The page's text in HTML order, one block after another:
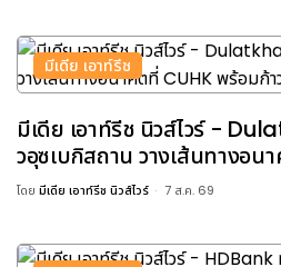
มีเดีย เอาท์รีช
มีเดีย เอาท์รีช นิวส์ไวร์ -
วอุซเบกิสถาน วางเส้นทางอน
โดย มีเดีย เอาท์รีช นิวส์ไวร์ 7 ส.ค. 69